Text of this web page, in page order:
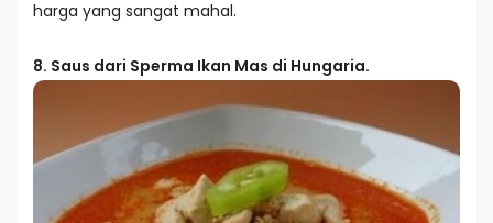
harga yang sangat mahal.
8. Saus dari Sperma Ikan Mas di Hungaria.